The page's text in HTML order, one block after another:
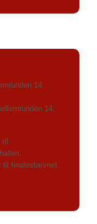
14.
14.
.
til finalestævnet